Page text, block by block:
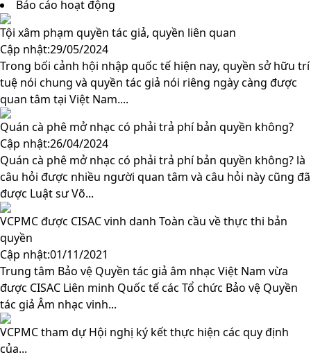
Báo cáo hoạt động
Tội xâm phạm quyền tác giả, quyền liên quan
Cập nhật:29/05/2024
Trong bối cảnh hội nhập quốc tế hiện nay, quyền sở hữu trí
tuệ nói chung và quyền tác giả nói riêng ngày càng được
quan tâm tại Việt Nam....
Quán cà phê mở nhạc có phải trả phí bản quyền không?
Cập nhật:26/04/2024
Quán cà phê mở nhạc có phải trả phí bản quyền không? là
câu hỏi được nhiều người quan tâm và câu hỏi này cũng đã
được Luật sư Võ...
VCPMC được CISAC vinh danh Toàn cầu về thực thi bản
quyền
Cập nhật:01/11/2021
Trung tâm Bảo vệ Quyền tác giả âm nhạc Việt Nam vừa
được CISAC Liên minh Quốc tế các Tổ chức Bảo vệ Quyền
tác giả Âm nhạc vinh...
VCPMC tham dự Hội nghị ký kết thực hiện các quy định
của...